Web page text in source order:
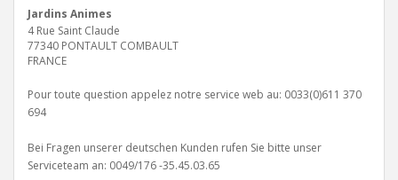
Jardins Animes
4 Rue Saint Claude
77340 PONTAULT COMBAULT
FRANCE
Pour toute question appelez notre service web au: 0033(0)611 370
694
Bei Fragen unserer deutschen Kunden rufen Sie bitte unser
Serviceteam an: 0049/176 -35.45.03.65